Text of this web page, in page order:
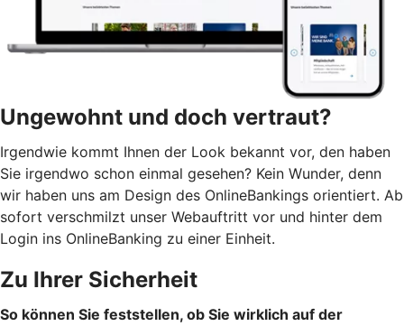
Ungewohnt und doch vertraut?
Irgendwie kommt Ihnen der Look bekannt vor, den haben
Sie irgendwo schon einmal gesehen? Kein Wunder, denn
wir haben uns am Design des OnlineBankings orientiert. Ab
sofort verschmilzt unser Webauftritt vor und hinter dem
Login ins OnlineBanking zu einer Einheit.
Zu Ihrer Sicherheit
So können Sie feststellen, ob Sie wirklich auf der